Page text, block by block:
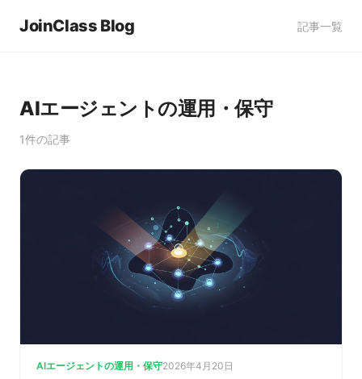
JoinClass Blog 記事一覧
AIエージェントの運用・保守
1件の記事
AIエージェントの運用・保守2026年4月20日